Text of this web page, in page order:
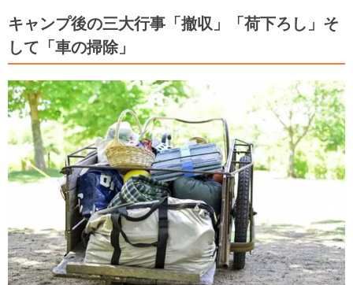
キャンプ後の三大行事「撤収」「荷下ろし」そ
して「車の掃除」